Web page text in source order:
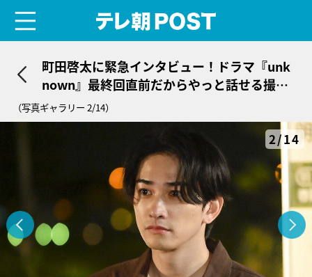
町田啓太に緊急インタビュー！ドラマ『unk
nown』最終回直前だからやっと話せる撮影
エピソード、そして“加賀美”のこと
（写真ギャラリー 2/14）
2/14